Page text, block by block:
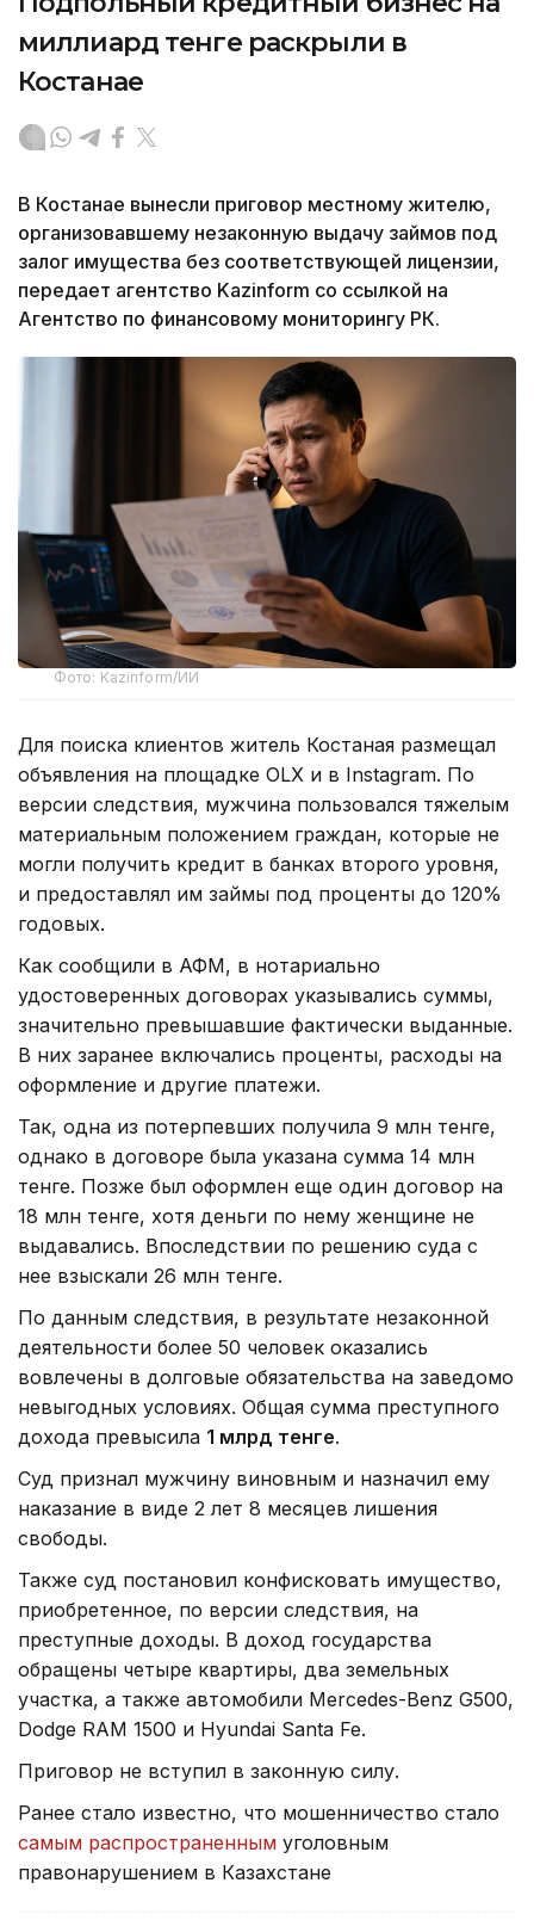
миллиард тенге раскрыли в
Костанае
В Костанае вынесли приговор местному жителю,
организовавшему незаконную выдачу займов под
залог имущества без соответствующей лицензии,
передает агентство Kazinform со ссылкой на
Агентство по финансовому мониторингу РК.
Фото: Kazinform/ИИ
Для поиска клиентов житель Костаная размещал
объявления на площадке OLX и в Instagram. По
версии следствия, мужчина пользовался тяжелым
материальным положением граждан, которые не
могли получить кредит в банках второго уровня,
и предоставлял им займы под проценты до 120%
годовых.
Как сообщили в АФМ, в нотариально
удостоверенных договорах указывались суммы,
значительно превышавшие фактически выданные.
В них заранее включались проценты, расходы на
оформление и другие платежи.
Так, одна из потерпевших получила 9 млн тенге,
однако в договоре была указана сумма 14 млн
тенге. Позже был оформлен еще один договор на
18 млн тенге, хотя деньги по нему женщине не
выдавались. Впоследствии по решению суда с
нее взыскали 26 млн тенге.
По данным следствия, в результате незаконной
деятельности более 50 человек оказались
вовлечены в долговые обязательства на заведомо
невыгодных условиях. Общая сумма преступного
дохода превысила 1 млрд тенге.
Суд признал мужчину виновным и назначил ему
наказание в виде 2 лет 8 месяцев лишения
свободы.
Также суд постановил конфисковать имущество,
приобретенное, по версии следствия, на
преступные доходы. В доход государства
обращены четыре квартиры, два земельных
участка, а также автомобили Mercedes-Benz G500,
Dodge RAM 1500 и Hyundai Santa Fe.
Приговор не вступил в законную силу.
Ранее стало известно, что мошенничество стало
самым распространенным уголовным
правонарушением в Казахстане